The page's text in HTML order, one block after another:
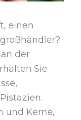
einen
der
Sie
und Kerne,